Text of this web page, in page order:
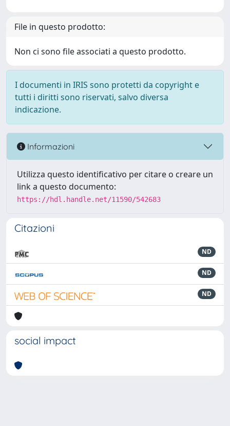
File in questo prodotto:
Non ci sono file associati a questo prodotto.
I documenti in IRIS sono protetti da copyright e
tutti i diritti sono riservati, salvo diversa
indicazione.
Informazioni
Utilizza questo identificativo per citare o creare un
link a questo documento:
https://hdl.handle.net/11590/542683
Citazioni
ND
ND
ND
social impact